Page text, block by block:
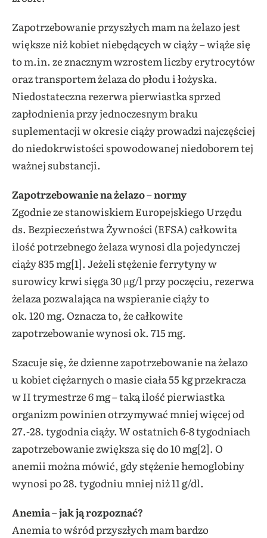
Zapotrzebowanie przyszłych mam na żelazo jest
większe niż kobiet niebędących w ciąży – wiąże się
to m.in. ze znacznym wzrostem liczby erytrocytów
oraz transportem żelaza do płodu i łożyska.
Niedostateczna rezerwa pierwiastka sprzed
zapłodnienia przy jednoczesnym braku
suplementacji w okresie ciąży prowadzi najczęściej
do niedokrwistości spowodowanej niedoborem tej
ważnej substancji.
Zapotrzebowanie na żelazo – normy
Zgodnie ze stanowiskiem Europejskiego Urzędu
ds. Bezpieczeństwa Żywności (EFSA) całkowita
ilość potrzebnego żelaza wynosi dla pojedynczej
ciąży 835 mg[1]. Jeżeli stężenie ferrytyny w
surowicy krwi sięga 30 μg/l przy poczęciu, rezerwa
żelaza pozwalająca na wspieranie ciąży to
ok. 120 mg. Oznacza to, że całkowite
zapotrzebowanie wynosi ok. 715 mg.
Szacuje się, że dzienne zapotrzebowanie na żelazo
u kobiet ciężarnych o masie ciała 55 kg przekracza
w II trymestrze 6 mg – taką ilość pierwiastka
organizm powinien otrzymywać mniej więcej od
27.-28. tygodnia ciąży. W ostatnich 6-8 tygodniach
zapotrzebowanie zwiększa się do 10 mg[2]. O
anemii można mówić, gdy stężenie hemoglobiny
wynosi po 28. tygodniu mniej niż 11 g/dl.
Anemia – jak ją rozpoznać?
Anemia to wśród przyszłych mam bardzo